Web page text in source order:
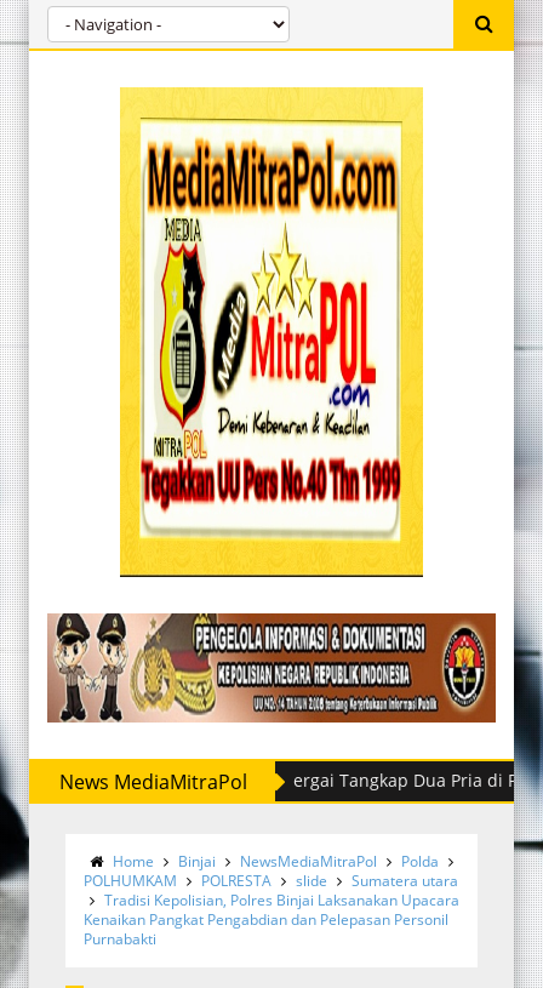
News MediaMitraPol
Satres Narkoba Polres Sergai Tangkap Dua Pria di Perbaungan
Home Binjai NewsMediaMitraPol
Polda
POLHUMKAM
POLRESTA slide
Sumatera utara
Tradisi Kepolisian, Polres Binjai Laksanakan Upacara
Kenaikan Pangkat Pengabdian dan Pelepasan Personil
Purnabakti